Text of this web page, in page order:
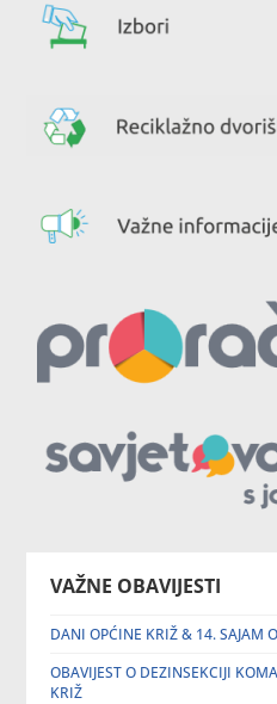
VAŽNE OBAVIJESTI
DANI OPĆINE KRIŽ & 14. SAJAM
OBAVIJEST O DEZINSEKCIJI
KRIŽ